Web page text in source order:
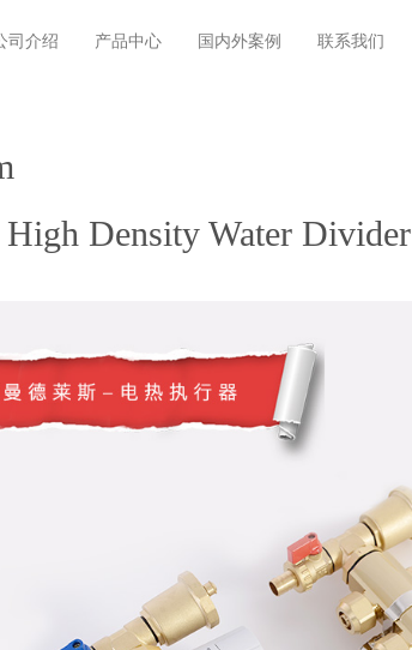
司介绍 产品中心 国内外案例 联系我们
Density Water Divider